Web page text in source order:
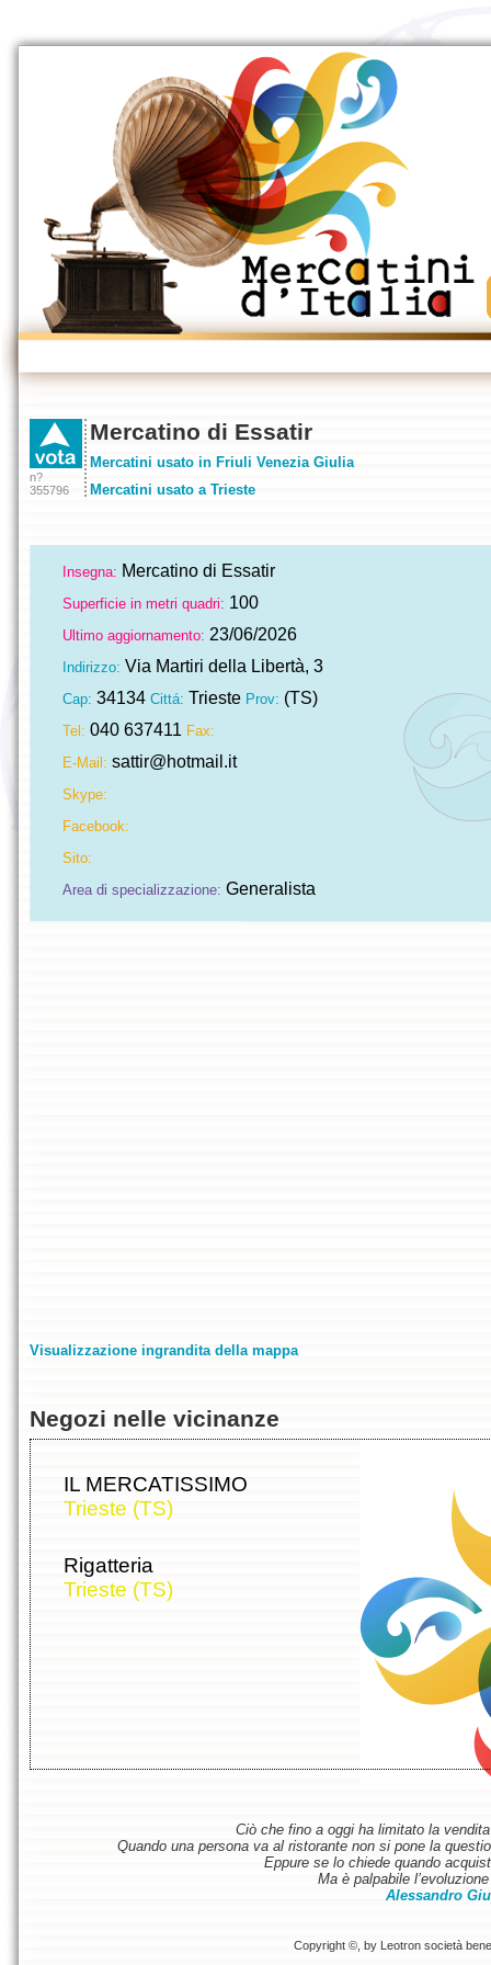
n?
355796
Mercatino di Essatir
Mercatini usato in Friuli Venezia Giulia
Mercatini usato a Trieste
Insegna: Mercatino di Essatir
Superficie in metri quadri: 100
Ultimo aggiornamento: 23/06/2026
Indirizzo: Via Martiri della Libertà, 3
Cap: 34134 Cittá: Trieste Prov: (TS)
Tel: 040 637411 Fax:
E-Mail: sattir@hotmail.it
Skype:
Facebook:
Sito:
Area di specializzazione: Generalista
Visualizzazione ingrandita della mappa
Negozi nelle vicinanze
IL MERCATISSIMO
Trieste (TS)
Rigatteria
Trieste (TS)
Ciò che fino a oggi ha limitato la
Quando una persona va al ristorante non si pone la
Eppure se lo chiede quando
Ma è palpabile
Alessandro
Copyright ©, by Leotron società